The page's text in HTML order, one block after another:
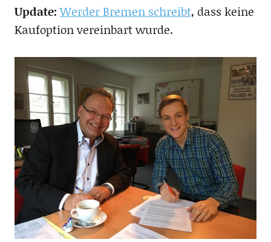
Update: Werder Bremen schreibt, dass keine
Kaufoption vereinbart wurde.